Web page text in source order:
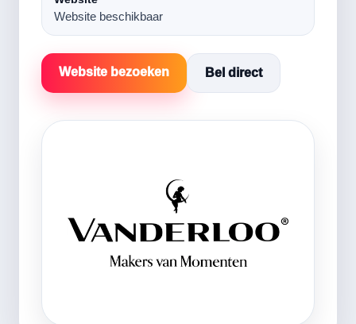
Website beschikbaar
Website bezoeken Bel direct